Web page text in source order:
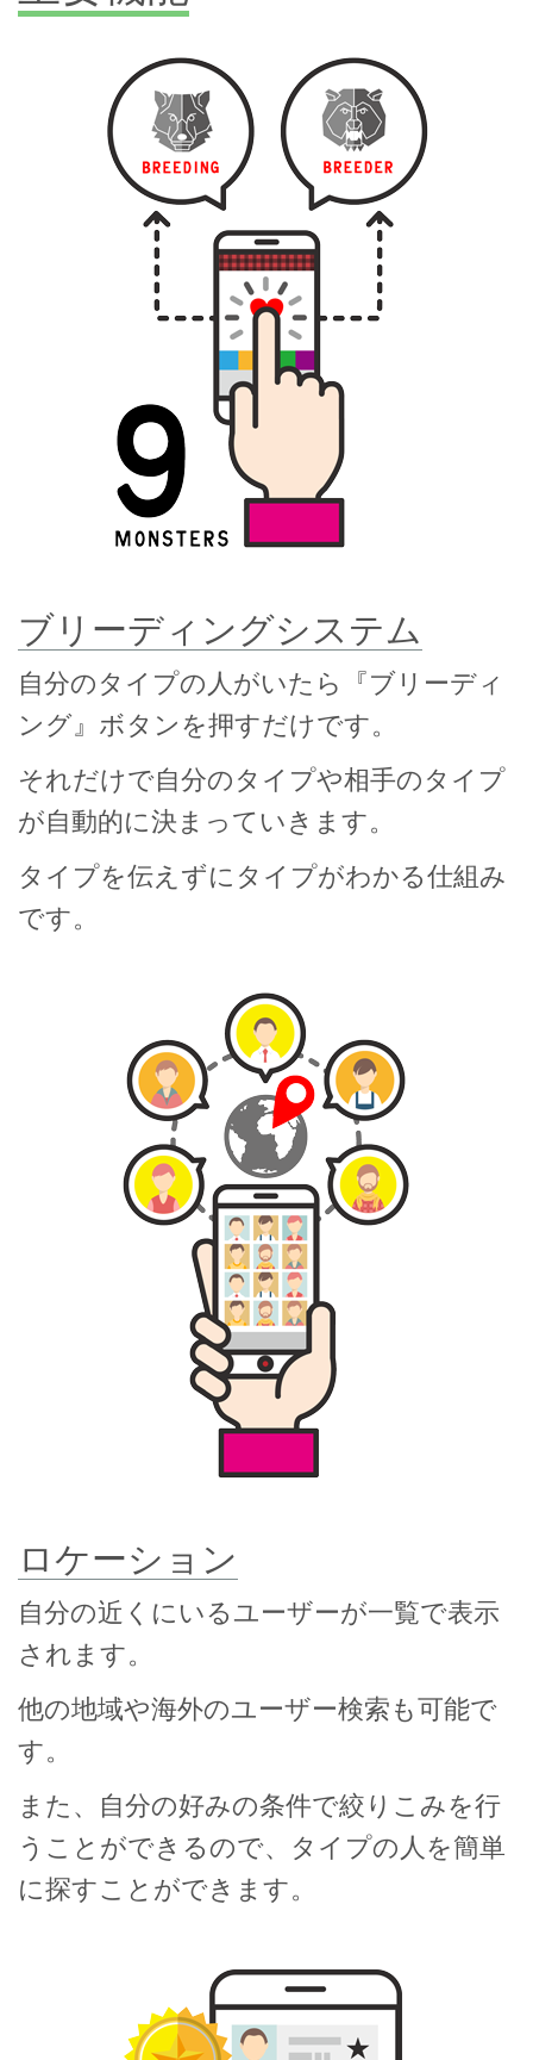
ブリーディングシステム
自分のタイプの人がいたら『ブリーディ
ング』ボタンを押すだけです。
それだけで自分のタイプや相手のタイプ
が自動的に決まっていきます。
タイプを伝えずにタイプがわかる仕組み
です。
ロケーション
自分の近くにいるユーザーが一覧で表示
されます。
他の地域や海外のユーザー検索も可能で
す。
また、自分の好みの条件で絞りこみを行
うことができるので、タイプの人を簡単
に探すことができます。